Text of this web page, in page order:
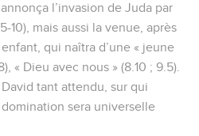
l’invasion de Juda par
10), mais aussi la venue, après
enfant, qui naîtra d’une « jeune
« Dieu avec nous » (8.10 ; 9.5).
tant attendu, sur qui
sera universelle